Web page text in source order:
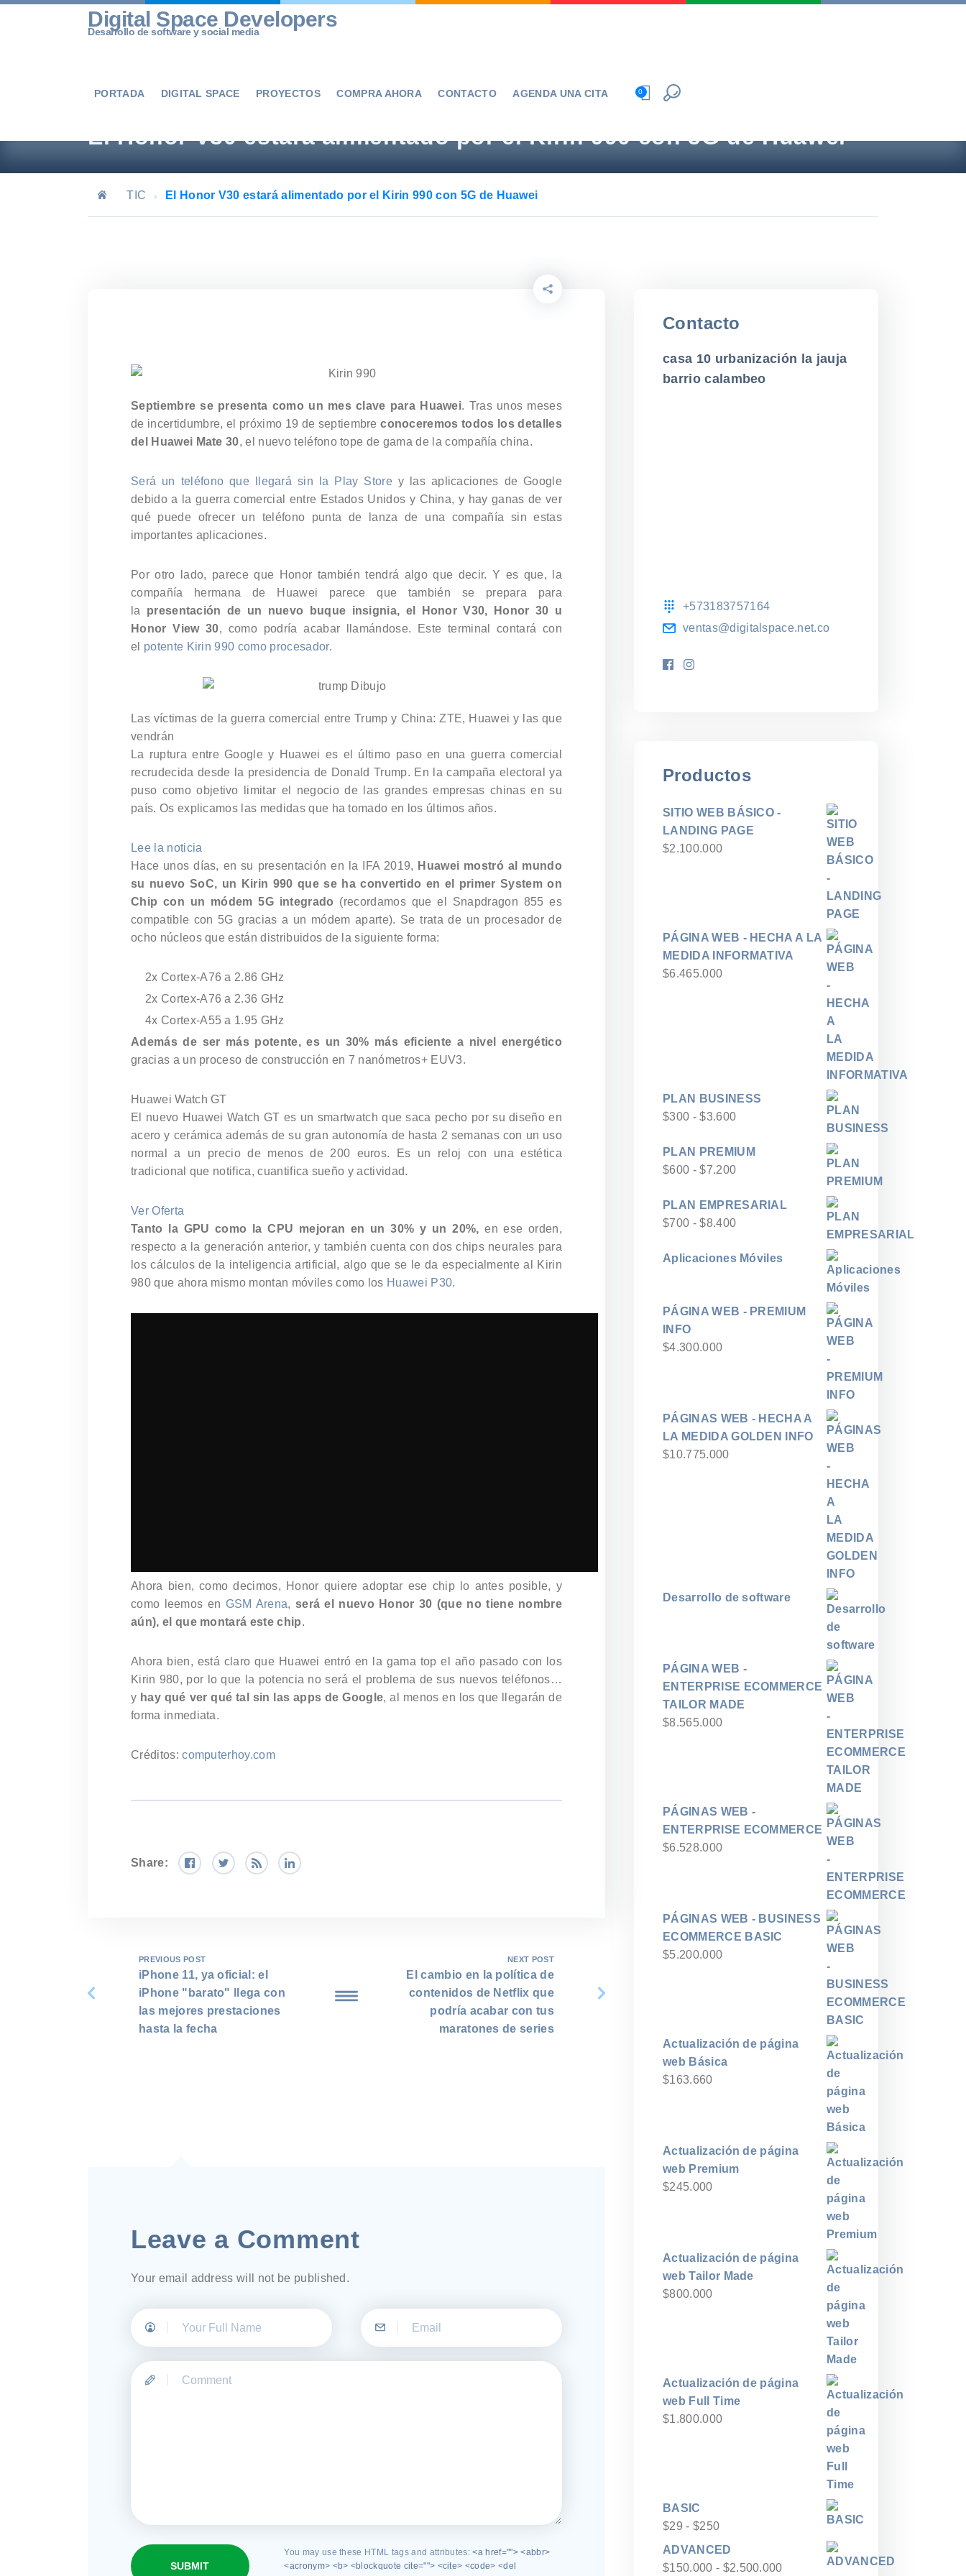
Skip
Digital Space Developers
Desarrollo de software y social media
PORTADA DIGITAL SPACE PROYECTOS COMPRA AHORA CONTACTO AGENDA UNA CITA 0
El Honor V30 estará alimentado por el Kirin 990 con 5G de Huawei
TIC El Honor V30 estará alimentado por el Kirin 990 con 5G de Huawei
Septiembre se presenta como un mes clave para Huawei. Tras unos meses
de incertidumbre, el próximo 19 de septiembreconoceremos todos los detalles
del Huawei Mate 30, el nuevo teléfono tope de gama de la compañía china.
Será un teléfono que llegará sin la Play Store y las aplicaciones de Google
debido a la guerra comercial entre Estados Unidos y China, y hay ganas de ver
qué puede ofrecer un teléfono punta de lanza de una compañía sin estas
importantes aplicaciones.
Por otro lado, parece que Honor también tendrá algo que decir. Y es que, la
compañía hermana de Huawei parece que también se prepara para
la presentación de un nuevo buque insignia, el Honor V30, Honor 30 u
Honor View 30, como podría acabar llamándose. Este terminal contará con
el potente Kirin 990 como procesador.
Las víctimas de la guerra comercial entre Trump y China: ZTE, Huawei y las que
vendrán
La ruptura entre Google y Huawei es el último paso en una guerra comercial
recrudecida desde la presidencia de Donald Trump. En la campaña electoral ya
puso como objetivo limitar el negocio de las grandes empresas chinas en su
país. Os explicamos las medidas que ha tomado en los últimos años.
Lee la noticia
Hace unos días, en su presentación en la IFA 2019, Huawei mostró al mundo
su nuevo SoC, un Kirin 990 que se ha convertido en el primer System on
Chip con un módem 5G integrado (recordamos que el Snapdragon 855 es
compatible con 5G gracias a un módem aparte). Se trata de un procesador de
ocho núcleos que están distribuidos de la siguiente forma:
2x Cortex-A76 a 2.86 GHz
2x Cortex-A76 a 2.36 GHz
4x Cortex-A55 a 1.95 GHz
Además de ser más potente, es un 30% más eficiente a nivel energético
gracias a un proceso de construcción en 7 nanómetros+ EUV3.
Huawei Watch GT
El nuevo Huawei Watch GT es un smartwatch que saca pecho por su diseño en
acero y cerámica además de su gran autonomía de hasta 2 semanas con un uso
normal a un precio de menos de 200 euros. Es un reloj con una estética
tradicional que notifica, cuantifica sueño y actividad.
Ver Oferta
Tanto la GPU como la CPU mejoran en un 30% y un 20%, en ese orden,
respecto a la generación anterior, y también cuenta con dos chips neurales para
los cálculos de la inteligencia artificial, algo que se le da especialmente al Kirin
980 que ahora mismo montan móviles como los Huawei P30.
Ahora bien, como decimos, Honor quiere adoptar ese chip lo antes posible, y
como leemos en GSM Arena, será el nuevo Honor 30 (que no tiene nombre
aún), el que montará este chip.
Ahora bien, está claro que Huawei entró en la gama top el año pasado con los
Kirin 980, por lo que la potencia no será el problema de sus nuevos teléfonos…
y hay qué ver qué tal sin las apps de Google, al menos en los que llegarán de
forma inmediata.
Créditos: computerhoy.com
Share:
PREVIOUS POST
iPhone 11, ya oficial: el
iPhone "barato" llega con
las mejores prestaciones
hasta la fecha
NEXT POST
El cambio en la política de
contenidos de Netflix que
podría acabar con tus
maratones de series
Leave a Comment
Your email address will not be published.
SUBMIT
You may use these HTML tags and attributes:<a href=""> <abbr>
<acronym> <b> <blockquote cite=""> <cite> <code> <del
Contacto
casa 10 urbanización la jauja
barrio calambeo
+573183757164
ventas@digitalspace.net.co
Productos
SITIO WEB BÁSICO -
LANDING PAGE
$2.100.000
PÁGINA WEB - HECHA A LA
MEDIDA INFORMATIVA
$6.465.000
PLAN BUSINESS
$300 - $3.600Rango
precios:
desde
hasta
$3.600
PLAN PREMIUM
$600 - $7.200Rango
precios:
desde
hasta
PLAN EMPRESARIAL
$700 - $8.400Rango
precios:
hasta
Aplicaciones Móviles
PÁGINA WEB - PREMIUM
INFO
$4.300.000
PÁGINAS WEB - HECHA A
LA MEDIDA GOLDEN INFO
$10.775.000
Desarrollo de software
PÁGINA WEB -
ENTERPRISE ECOMMERCE
TAILOR MADE
$8.565.000
PÁGINAS WEB -
ENTERPRISE ECOMMERCE
$6.528.000
PÁGINAS WEB - BUSINESS
ECOMMERCE BASIC
$5.200.000
Actualización de página
web Básica
$163.660
Actualización de página
web Premium
$245.000
Actualización de página
web Tailor Made
$800.000
Actualización de página
web Full Time
$1.800.000
BASIC
$29 - $250Rango
de
precios:
ADVANCED
$150.000 - $2.500.000Rango